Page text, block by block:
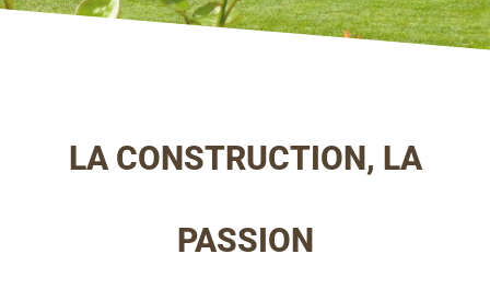
LA CONSTRUCTION, LA
PASSION